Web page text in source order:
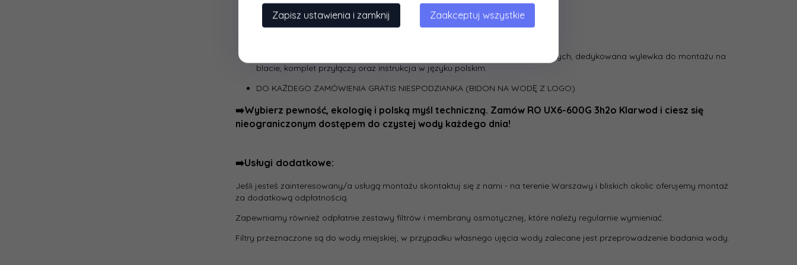
Kolor obudowy:Biały
System RO UX6-600G 3h2o Klarwod, komplet wkładów startowych, dedykowana wylewka do montażu na
blacie, komplet przyłączy oraz instrukcja w języku polskim.
DO KAŻDEGO ZAMÓWIENIA GRATIS NIESPODZIANKA (BIDON NA WODĘ Z LOGO)
➡️Wybierz pewność, ekologię i polską myśl techniczną. Zamów RO UX6-600G 3h2o Klarwod i ciesz się
nieograniczonym dostępem do czystej wody każdego dnia!
➡️Usługi dodatkowe:
Jeśli jesteś zainteresowany/a usługą montażu skontaktuj się z nami - na terenie Warszawy i bliskich okolic oferujemy montaż
za dodatkową odpłatnością.
Zapewniamy również odpłatnie zestawy filtrów i membrany osmotycznej, które należy regularnie wymieniać.
Filtry przeznaczone są do wody miejskiej, w przypadku własnego ujęcia wody zalecane jest przeprowadzenie badania wody.
Zapisz ustawienia i zamknij Zaakceptuj wszystkie